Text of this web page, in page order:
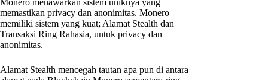
memastikan privacy dan anonimitas. Monero
memiliki sistem yang kuat; Alamat Stealth dan
Transaksi Ring Rahasia, untuk privacy dan
anonimitas.
Alamat Stealth mencegah tautan apa pun di antara